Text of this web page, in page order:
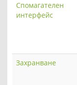
Спомагателен
интерфейс
Захранване